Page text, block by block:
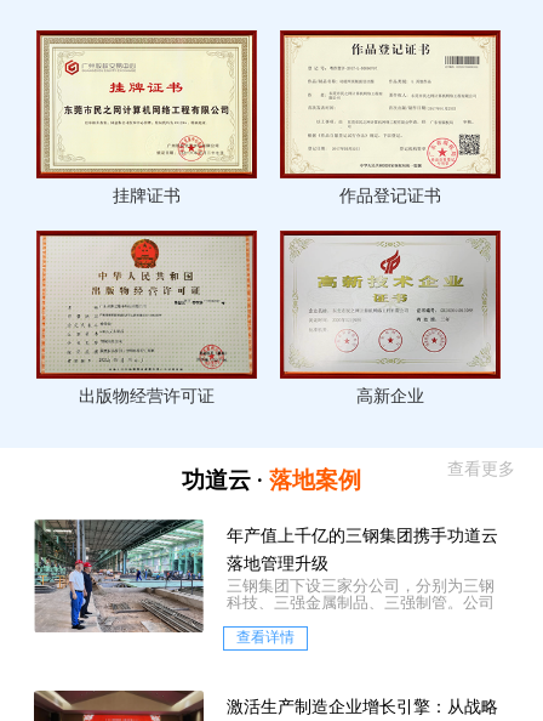
挂牌证书 作品登记证书
出版物经营许可证 高新企业
功道云 · 落地案例 查看更多
年产值上千亿的三钢集团携手功道云
落地管理升级
三钢集团下设三家分公司，分别为三钢
科技、三强金属制品、三强制管。公司
镇，是一家集中...
查看详情
激活生产制造企业增长引擎：从战略